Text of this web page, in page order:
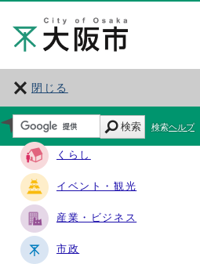
閉じる
サイト・ナビ
くらし
イベント・観光
産業・ビジネス
市政
検索 検索ヘルプ